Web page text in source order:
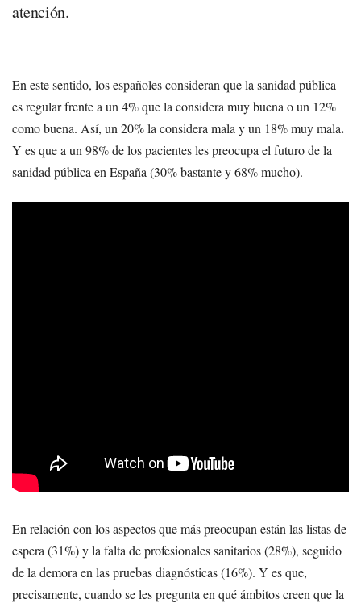
atención.
En este sentido, los españoles consideran que la sanidad pública
es regular frente a un 4% que la considera muy buena o un 12%
como buena. Así, un 20% la considera mala y un 18% muy mala.
Y es que a un 98% de los pacientes les preocupa el futuro de la
sanidad pública en España (30% bastante y 68% mucho).
En relación con los aspectos que más preocupan están las listas de
espera (31%) y la falta de profesionales sanitarios (28%), seguido
de la demora en las pruebas diagnósticas (16%). Y es que,
precisamente, cuando se les pregunta en qué ámbitos creen que la